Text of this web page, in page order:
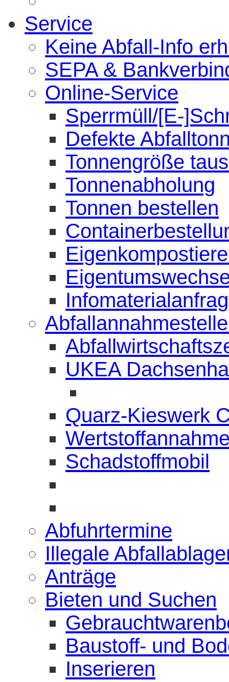
Service
Keine Abfall-Info
SEPA &
Online-Service
Sperrmüll/[E-
Defekte
Tonnengröße
Tonnenabholung
Tonnen bestellen
UKEA
Quarz-Kieswerk
Schadstoffmobil
Abfuhrtermine
Illegale
Anträge
Bieten und Suchen
Baustoff- und
Inserieren